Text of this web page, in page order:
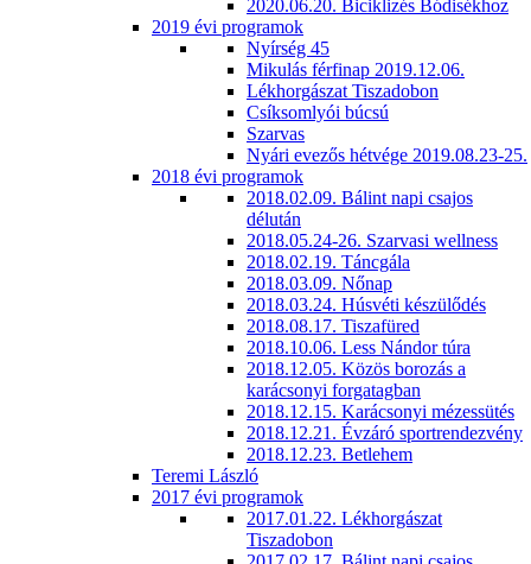
2020.06.20. Biciklizés Bódisékhoz
2019 évi programok
Nyírség 45
Mikulás férfinap 2019.12.06.
Lékhorgászat Tiszadobon
Csíksomlyói búcsú
Szarvas
Nyári evezős hétvége 2019.08.23-25.
2018 évi programok
2018.02.09. Bálint napi csajos
délután
2018.05.24-26. Szarvasi wellness
2018.02.19. Táncgála
2018.03.09. Nőnap
2018.03.24. Húsvéti készülődés
2018.08.17. Tiszafüred
2018.10.06. Less Nándor túra
2018.12.05. Közös borozás a
karácsonyi forgatagban
2018.12.15. Karácsonyi mézessütés
2018.12.21. Évzáró sportrendezvény
2018.12.23. Betlehem
Teremi László
2017 évi programok
2017.01.22. Lékhorgászat
Tiszadobon